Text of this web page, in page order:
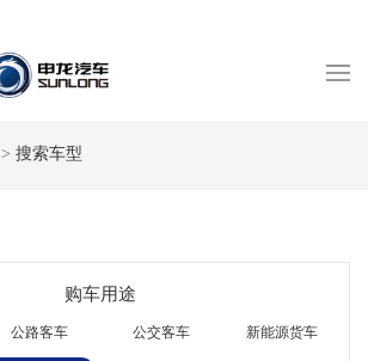
> 搜索车型
购车用途
公路客车 公交客车 新能源货车